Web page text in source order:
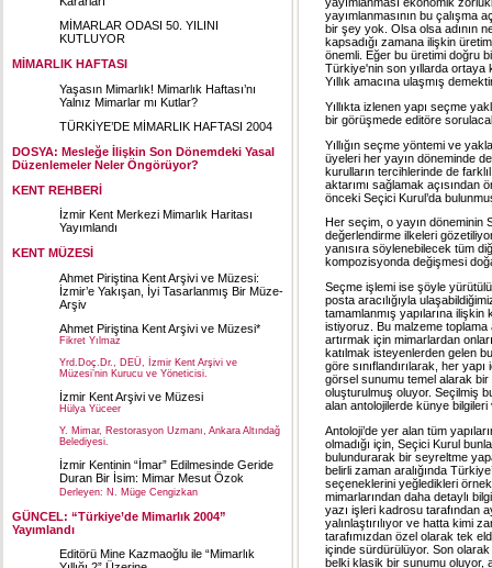
MİMARLAR ODASI 50. YILINI
KUTLUYOR
MİMARLIK HAFTASI
Yaşasın Mimarlık! Mimarlık Haftası’nı
Yalnız Mimarlar mı Kutlar?
TÜRKİYE’DE MİMARLIK HAFTASI 2004
DOSYA: Mesleğe İlişkin Son Dönemdeki Yasal
Düzenlemeler Neler Öngörüyor?
KENT REHBERİ
İzmir Kent Merkezi Mimarlık Haritası
Yayımlandı
KENT MÜZESİ
Ahmet Piriştina Kent Arşivi ve Müzesi:
İzmir’e Yakışan, İyi Tasarlanmış Bir Müze-
Arşiv
Ahmet Piriştina Kent Arşivi ve Müzesi*
Fikret Yılmaz
Yrd.Doç.Dr., DEÜ, İzmir Kent Arşivi ve
Müzesi’nin Kurucu ve Yöneticisi.
İzmir Kent Arşivi ve Müzesi
Hülya Yüceer
Y. Mimar, Restorasyon Uzmanı, Ankara Altındağ
Belediyesi.
İzmir Kentinin “İmar” Edilmesinde Geride
Duran Bir İsim: Mimar Mesut Özok
Derleyen: N. Müge Cengizkan
GÜNCEL: “Türkiye’de Mimarlık 2004”
Yayımlandı
Editörü Mine Kazmaoğlu ile “Mimarlık
yayımlanmasının bu çalışma
bir şey yok. Olsa olsa adının
kapsadığı zamana ilişkin
önemli. Eğer bu üretimi doğru
Türkiye'nin son yıllarda ortaya
Yıllık amacına ulaşmış
Yıllıkta izlenen yapı seçme
bir görüşmede editöre
Yıllığın seçme yöntemi ve
üyeleri her yayın döneminde
kurulların tercihlerinde de
aktarımı sağlamak açısından
önceki Seçici Kurul’da
Her seçim, o yayın döneminin
değerlendirme ilkeleri
yanısıra söylenebilecek tüm
kompozisyonda değişmesi
Seçme işlemi ise şöyle
posta aracılığıyla
tamamlanmış yapılarına
istiyoruz. Bu malzeme toplama
artırmak için mimarlardan
katılmak isteyenlerden gelen
göre sınıflandırılarak, her
görsel sunumu temel alarak bir
oluşturulmuş oluyor. Seçilmiş
alan antolojilerde künye
Antoloji’de yer alan tüm
olmadığı için, Seçici Kurul
bulundurarak bir seyreltme
belirli zaman aralığında
seçeneklerini yeğledikleri
mimarlarından daha detaylı
yazı işleri kadrosu tarafından
yalınlaştırılıyor ve hatta kimi
tarafımızdan özel olarak tek
içinde sürdürülüyor. Son olarak
belki klasik bir sunumu oluyor,